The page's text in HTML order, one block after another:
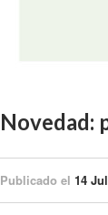
Novedad:
Publicado el 14